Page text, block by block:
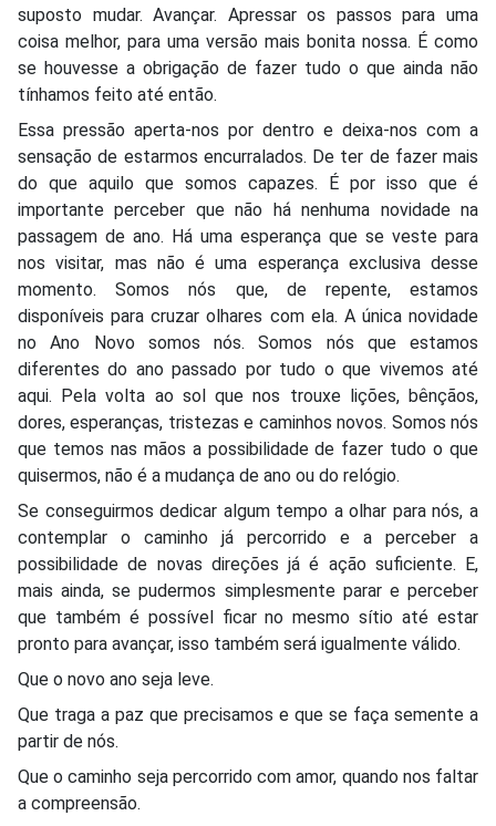
suposto mudar. Avançar. Apressar os passos para uma
coisa melhor, para uma versão mais bonita nossa. É como
se houvesse a obrigação de fazer tudo o que ainda não
tínhamos feito até então.
Essa pressão aperta-nos por dentro e deixa-nos com a
sensação de estarmos encurralados. De ter de fazer mais
do que aquilo que somos capazes. É por isso que é
importante perceber que não há nenhuma novidade na
passagem de ano. Há uma esperança que se veste para
nos visitar, mas não é uma esperança exclusiva desse
momento. Somos nós que, de repente, estamos
disponíveis para cruzar olhares com ela. A única novidade
no Ano Novo somos nós. Somos nós que estamos
diferentes do ano passado por tudo o que vivemos até
aqui. Pela volta ao sol que nos trouxe lições, bênçãos,
dores, esperanças, tristezas e caminhos novos. Somos nós
que temos nas mãos a possibilidade de fazer tudo o que
quisermos, não é a mudança de ano ou do relógio.
Se conseguirmos dedicar algum tempo a olhar para nós, a
contemplar o caminho já percorrido e a perceber a
possibilidade de novas direções já é ação suficiente. E,
mais ainda, se pudermos simplesmente parar e perceber
que também é possível ficar no mesmo sítio até estar
pronto para avançar, isso também será igualmente válido.
Que o novo ano seja leve.
Que traga a paz que precisamos e que se faça semente a
partir de nós.
Que o caminho seja percorrido com amor, quando nos faltar
a compreensão.